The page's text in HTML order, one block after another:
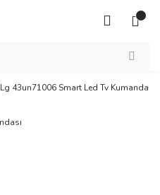
Lg 43un71006 Smart Led Tv Kumandası